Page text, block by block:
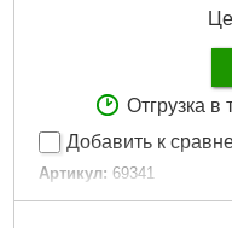
Отгрузка в
Добавить к
Артикул: 69341
Код товара: 29.50.66